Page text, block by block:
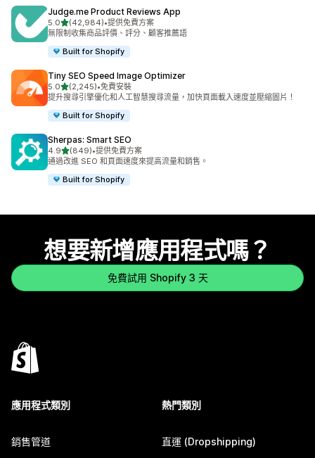
Judge.me Product Reviews App
5.0滿分 5 顆星
(42,984)
共有 42984 則評價
•提供免費方案
無限制收集商品評價、評分、顧客推薦語
Built for Shopify
Tiny SEO Speed Image Optimizer
5.0滿分 5 顆星
(2,245)
共有 2245 則評價
•免費安裝
提升搜尋引擎優化和人工智慧搜尋流量，加快頁面載入速度並壓縮圖片！
Built for Shopify
Sherpas: Smart SEO
4.9滿分 5 顆星
(849)
共有 849 則評價
•提供免費方案
通過改進 SEO 和頁面速度來提高流量和銷售。
Built for Shopify
想要新增應用程式嗎？
免費試用 Shopify 3 天
應用程式類別
銷售管道
熱門類別
直運 (Dropshipping)